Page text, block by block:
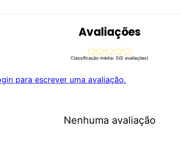
Avaliações
Classificação média: 0(0 avaliações)
para escrever uma avaliação.
Nenhuma avaliação